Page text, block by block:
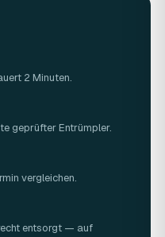
2 Minuten.
geprüfter Entrümpler.
vergleichen.
entsorgt — auf